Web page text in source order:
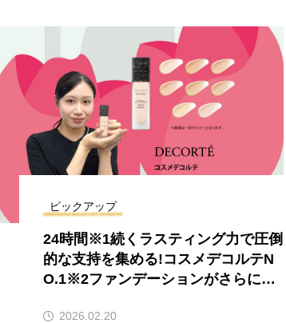
ピックアップ
24時間※1続くラスティング力で圧倒
的な支持を集める!コスメデコルテN
O.1※2ファンデーションがさらに崩
2026.02.20